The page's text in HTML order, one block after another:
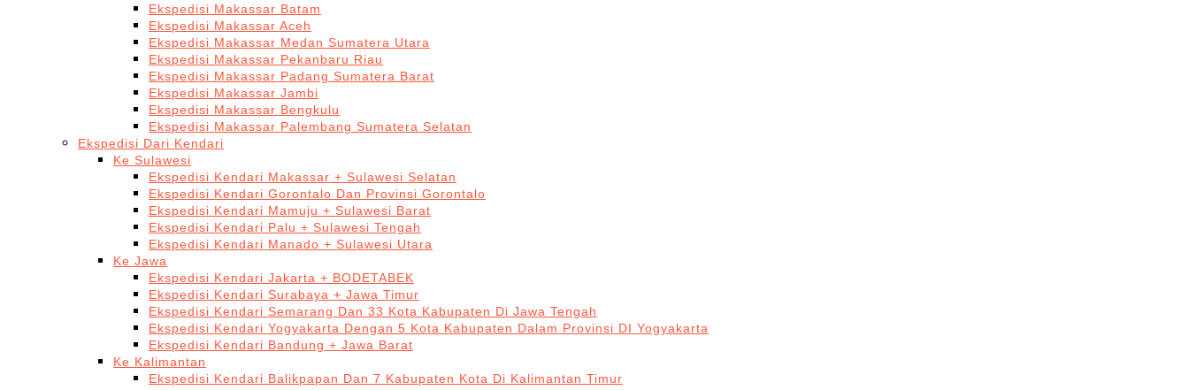
Ekspedisi Makassar Batam
Ekspedisi Makassar Aceh
Ekspedisi Makassar Medan Sumatera Utara
Ekspedisi Makassar Pekanbaru Riau
Ekspedisi Makassar Padang Sumatera Barat
Ekspedisi Makassar Jambi
Ekspedisi Makassar Bengkulu
Ekspedisi Makassar Palembang Sumatera Selatan
Ekspedisi Dari Kendari
Ke Sulawesi
Ekspedisi Kendari Makassar + Sulawesi Selatan
Ekspedisi Kendari Gorontalo Dan Provinsi Gorontalo
Ekspedisi Kendari Mamuju + Sulawesi Barat
Ekspedisi Kendari Palu + Sulawesi Tengah
Ekspedisi Kendari Manado + Sulawesi Utara
Ke Jawa
Ekspedisi Kendari Jakarta + BODETABEK
Ekspedisi Kendari Surabaya + Jawa Timur
Ekspedisi Kendari Semarang Dan 33 Kota Kabupaten Di Jawa Tengah
Ekspedisi Kendari Yogyakarta Dengan 5 Kota Kabupaten Dalam Provinsi DI Yogyakarta
Ekspedisi Kendari Bandung + Jawa Barat
Ke Kalimantan
Ekspedisi Kendari Balikpapan Dan 7 Kabupaten Kota Di Kalimantan Timur